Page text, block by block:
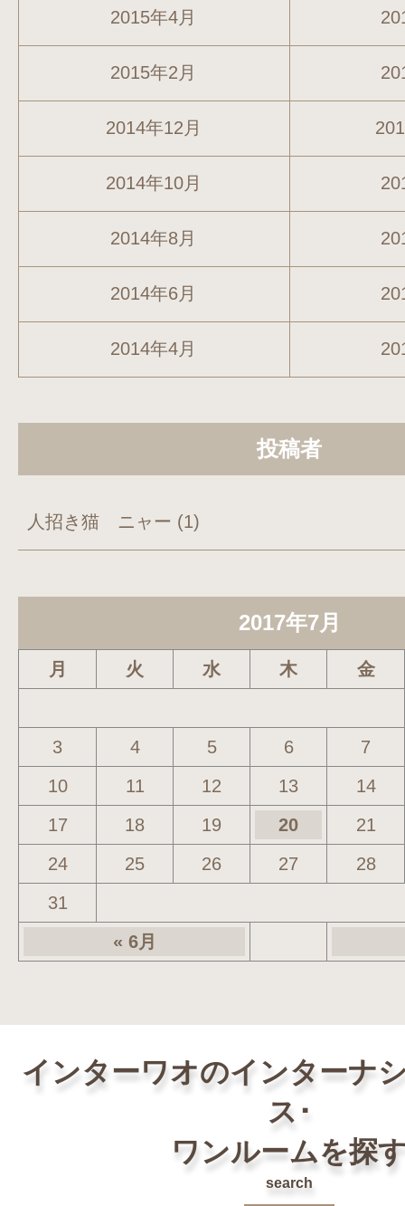
2015年4月
2015年2月
2014年12月
2014年10月
2014年8月
2014年6月
2014年4月
投稿者
人招き猫 ニャー (1)
2017年7月
月 火 水 木 金
« 6月
3 4 5 6
7
10
11 12 13
14
17
18 19 20
21
24
25 26 27
28
31
インターワオのインターナ
ス･
ワンルームを探
search